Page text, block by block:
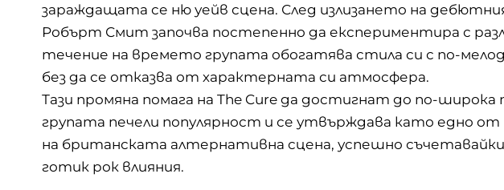
зараждащата се ню уейв сцена. След излизането на дебютния
Робърт Смит започва постепенно да експериментира с
течение на времето групата обогатява стила си с по-
без да се отказва от характерната си атмосфера.
Тази промяна помага на The Cure да достигнат до по-широка
групата печели популярност и се утвърждава като едно
на британската алтернативна сцена, успешно
готик рок влияния.